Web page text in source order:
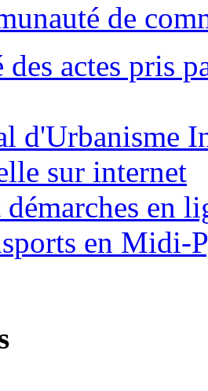
de
actes pris
d'Urbanisme
sur internet
en
en Midi-